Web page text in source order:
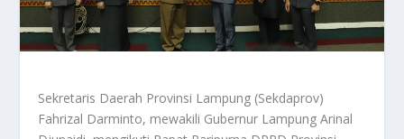
Sekretaris Daerah Provinsi Lampung (Sekdaprov)
Fahrizal Darminto, mewakili Gubernur Lampung Arinal